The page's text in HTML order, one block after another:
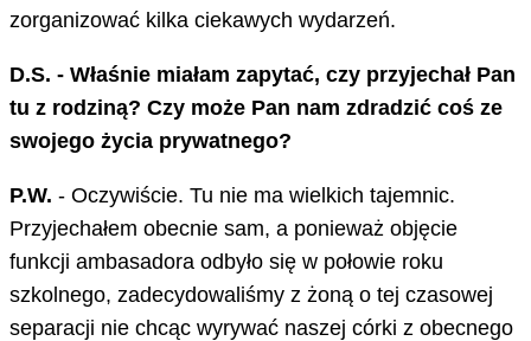
zorganizować kilka ciekawych wydarzeń.
D.S. - Właśnie miałam zapytać, czy przyjechał Pan
tu z rodziną? Czy może Pan nam zdradzić coś ze
swojego życia prywatnego?
P.W. - Oczywiście. Tu nie ma wielkich tajemnic.
Przyjechałem obecnie sam, a ponieważ objęcie
funkcji ambasadora odbyło się w połowie roku
szkolnego, zadecydowaliśmy z żoną o tej czasowej
separacji nie chcąc wyrywać naszej córki z obecnego